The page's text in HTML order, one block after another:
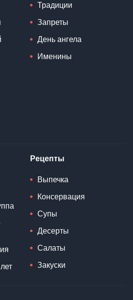
Традиции
Запреты
День ангела
Именины
Рецепты
Выпечка
Консервация
Супы
Десерты
Салаты
Закуски